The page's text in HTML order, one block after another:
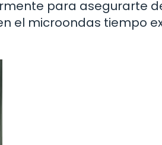
para asegurarte
el microondas tiempo